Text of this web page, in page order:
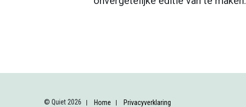
© Quiet 2026 Home Privacyverklaring